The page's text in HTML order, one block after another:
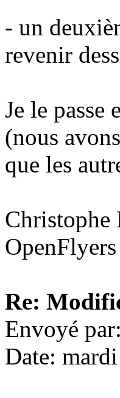
- un
revenir
Je le passe
(nous
que les
Re:
Envoyé par:
Date: